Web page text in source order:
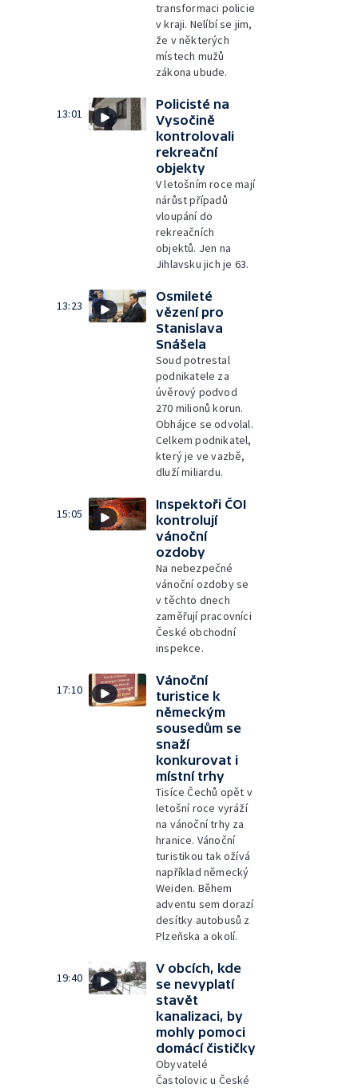
transformaci policie
v kraji. Nelíbí se jim,
že v některých
místech mužů
zákona ubude.
13:01
Policisté na
Vysočině
kontrolovali
rekreační
objekty
V letošním roce mají
nárůst případů
vloupání do
rekreačních
objektů. Jen na
Jihlavsku jich je 63.
13:23
Osmileté
vězení pro
Stanislava
Snášela
Soud potrestal
podnikatele za
úvěrový podvod
270 milionů korun.
Obhájce se odvolal.
Celkem podnikatel,
který je ve vazbě,
dluží miliardu.
15:05
Inspektoři ČOI
kontrolují
vánoční
ozdoby
Na nebezpečné
vánoční ozdoby se
v těchto dnech
zaměřují pracovníci
České obchodní
inspekce.
17:10
Vánoční
turistice k
německým
sousedům se
snaží
konkurovat i
místní trhy
Tisíce Čechů opět v
letošní roce vyráží
na vánoční trhy za
hranice. Vánoční
turistikou tak ožívá
například německý
Weiden. Během
adventu sem dorazí
desítky autobusů z
Plzeňska a okolí.
19:40
V obcích, kde
se nevyplatí
stavět
kanalizaci, by
mohly pomoci
domácí čističky
Obyvatelé
Častolovic u České